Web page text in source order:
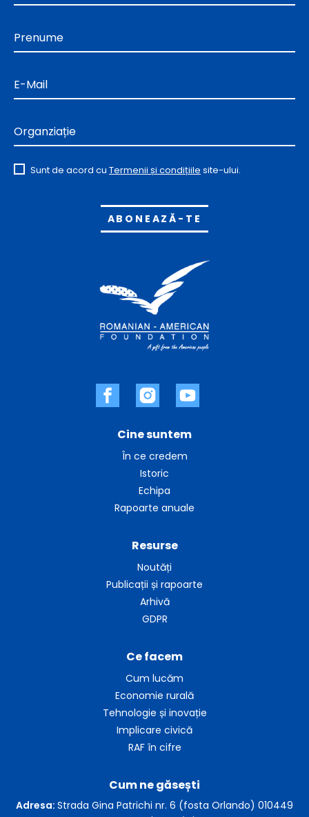
Cine suntem
În ce credem
Istoric
Echipa
Rapoarte anuale
Ce facem
Cum lucăm
Economie rurală
Tehnologie și inovație
Implicare civică
RAF în cifre
Resurse
Noutăți
Publicații și rapoarte
Arhivă
GDPR
Cum ne găsești
Adresa: Strada Gina Patrichi nr. 6 (fosta Orlando) 010449
Prenume
E-Mail
Organziație
Sunt de acord cu Termenii și condițiile site-ului.